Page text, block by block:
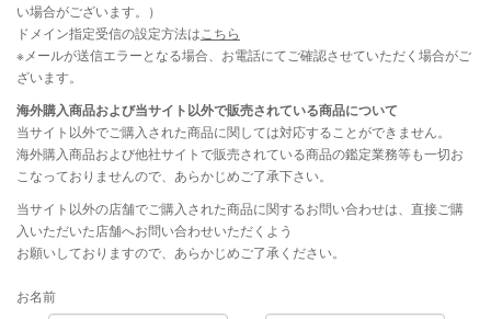
い場合がございます。）
ドメイン指定受信の設定方法はこちら
※メールが送信エラーとなる場合、お電話にてご確認させていただく場合がご
ざいます。
海外購入商品および当サイト以外で販売されている商品について
当サイト以外でご購入された商品に関しては対応することができません。
海外購入商品および他社サイトで販売されている商品の鑑定業務等も一切お
こなっておりませんので、あらかじめご了承下さい。
当サイト以外の店舗でご購入された商品に関するお問い合わせは、直接ご購
入いただいた店舗へお問い合わせいただくよう
お願いしておりますので、あらかじめご了承ください。
お名前